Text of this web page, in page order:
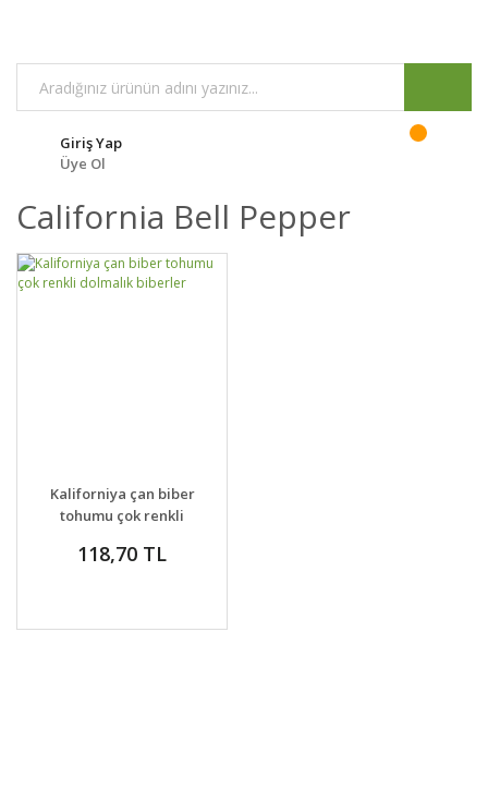
Giriş Yap
Üye Ol
California Bell Pepper
DETAYLAR SEPETE EKLE
Kaliforniya çan biber
tohumu çok renkli
118,70 TL